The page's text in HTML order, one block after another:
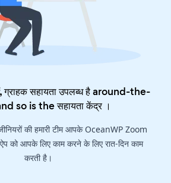
सहायता उपलब्ध है around-the-
so is theसहायता केंद्र।
की हमारी टीम आपके OceanWP Zoom
को आपके लिए काम करने के लिए रात-दिन काम
करती है।